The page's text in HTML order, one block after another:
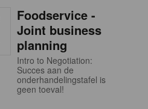
Foodservice -
Joint business
planning
Intro to Negotiation:
Succes aan de
onderhandelingstafel is
geen toeval!